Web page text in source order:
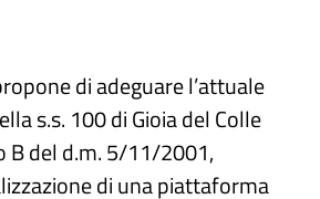
di adeguare l’attuale
s.s. 100 di Gioia del Colle
B del d.m. 5/11/2001,
di una piattaforma